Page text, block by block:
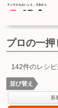
プロの一
142件のレシピ
並び替え
新